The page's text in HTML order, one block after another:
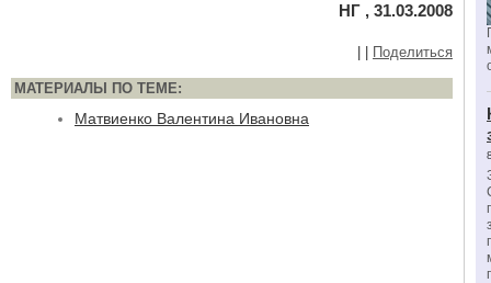
НГ , 31.03.2008
Поделиться
МАТЕРИАЛЫ ПО ТЕМЕ:
Матвиенко Валентина Ивановна